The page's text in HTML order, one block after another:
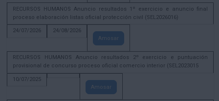
RECURSOS HUMANOS Anuncio resultados 1º exercicio e anuncio final
proceso elaboración listas oficial protección civil (SEL2026016)
24/07/2026
24/08/2026
Amosar
RECURSOS HUMANOS Anuncio resultados 2º exercicio e puntuación
provisional de concurso proceso oficial comercio interior (SEL2023015
10/07/2025
Amosar